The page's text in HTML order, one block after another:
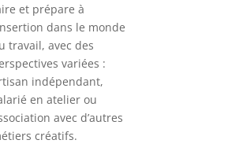
et prépare à
dans le monde
travail, avec des
variées :
indépendant,
en atelier ou
avec d’autres
créatifs.